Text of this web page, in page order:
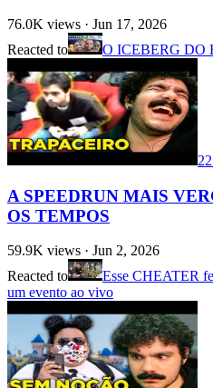
76.0K views · Jun 17, 2026
Reacted to
O ICEBERG DO
A SPEEDRUN MAIS
OS TEMPOS
59.9K views · Jun 2, 2026
Reacted to
Esse CHEATER
um evento ao vivo